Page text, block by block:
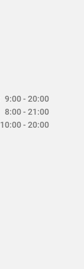
9:00 - 20:00
8:00 - 21:00
10:00 - 20:00